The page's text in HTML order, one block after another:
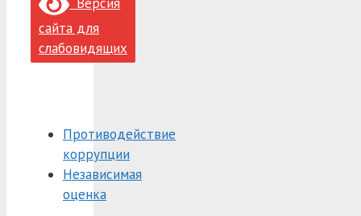
сайта для
слабовидящих
Противодействие
коррупции
Независимая
оценка